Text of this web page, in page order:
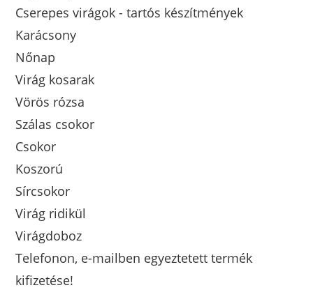
Cserepes virágok - tartós készítmények
Karácsony
Nőnap
Virág kosarak
Vörös rózsa
Szálas csokor
Csokor
Koszorú
Sírcsokor
Virág ridikül
Virágdoboz
Telefonon, e-mailben egyeztetett termék
kifizetése!